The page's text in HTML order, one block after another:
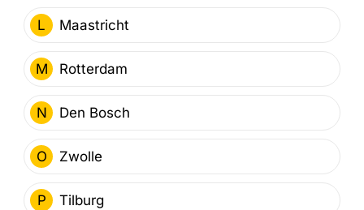
L Maastricht
M Rotterdam
N Den Bosch
O Zwolle
P Tilburg